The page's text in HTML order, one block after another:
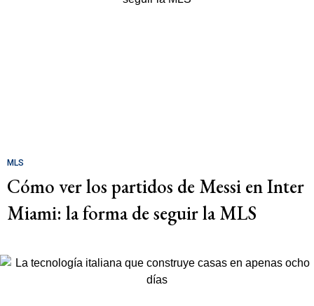
MLS
Cómo ver los partidos de Messi en Inter
Miami: la forma de seguir la MLS